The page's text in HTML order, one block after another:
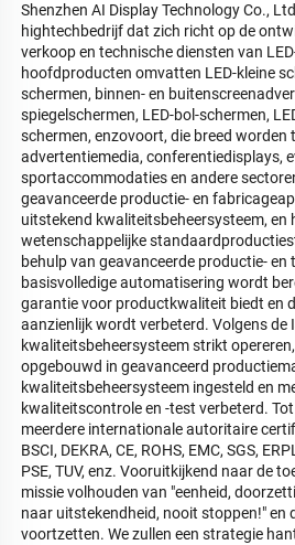
Shenzhen AI Display Technology Co.,
hightechbedrijf dat zich richt op de
verkoop en technische diensten van
hoofdproducten omvatten LED-kleine
schermen, binnen- en
spiegelschermen, LED-bol-schermen,
schermen, enzovoort, die breed worden
advertentiemedia, conferentiedisplays,
sportaccommodaties en andere
geavanceerde productie- en
uitstekend kwaliteitsbeheersysteem, en
wetenschappelijke
behulp van geavanceerde productie-
basisvolledige automatisering wordt
garantie voor productkwaliteit biedt en
aanzienlijk wordt verbeterd. Volgens de
kwaliteitsbeheersysteem strikt
opgebouwd in geavanceerd
kwaliteitsbeheersysteem ingesteld en
kwaliteitscontrole en -test verbeterd.
meerdere internationale autoritaire
BSCI, DEKRA, CE, ROHS, EMC, SGS,
PSE, TUV, enz. Vooruitkijkend naar de
missie volhouden van "eenheid,
naar uitstekendheid, nooit stoppen!" en
voortzetten. We zullen een strategie